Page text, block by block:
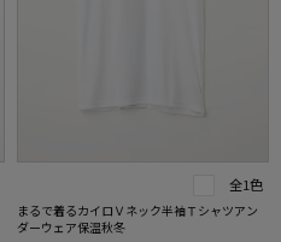
全1色
まるで着るカイロＶネック半袖Ｔシャツアン
ダーウェア保温秋冬